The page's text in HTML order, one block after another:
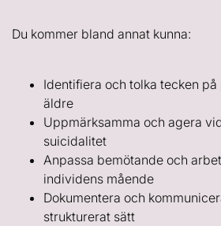
Du kommer bland annat kunna:
Identifiera och tolka tecken
äldre
Uppmärksamma och agera
suicidalitet
Anpassa bemötande och
individens mående
Dokumentera och
strukturerat sätt